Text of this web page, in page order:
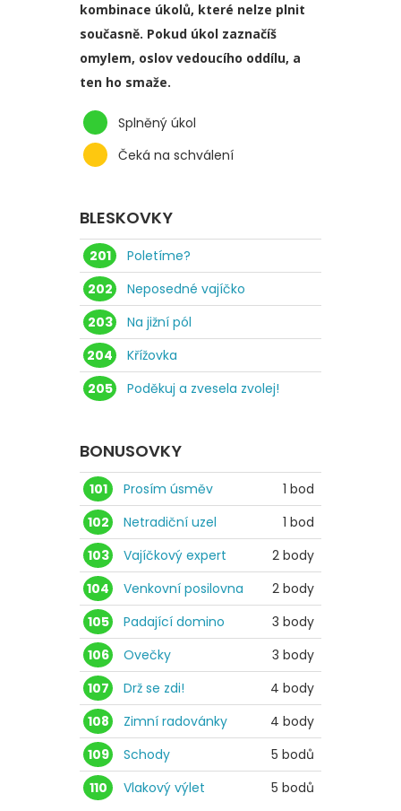
kombinace úkolů, které nelze plnit
současně. Pokud úkol zaznačíš
omylem, oslov vedoucího oddílu, a
ten ho smaže.
Splněný úkol
Čeká na schválení
BLESKOVKY
201
Poletíme?
202
Neposedné vajíčko
203
Na jižní pól
204
Křížovka
205
Poděkuj a zvesela zvolej!
BONUSOVKY
101 Prosím úsměv
1 bod
102
Netradiční uzel
1 bod
103
Vajíčkový expert
2 body
104
Venkovní posilovna
2 body
105
Padající domino
3 body
106
Ovečky
3 body
107
Drž se zdi!
4 body
108
Zimní radovánky
4 body
109
Schody
5 bodů
110
Vlakový výlet 5 bodů